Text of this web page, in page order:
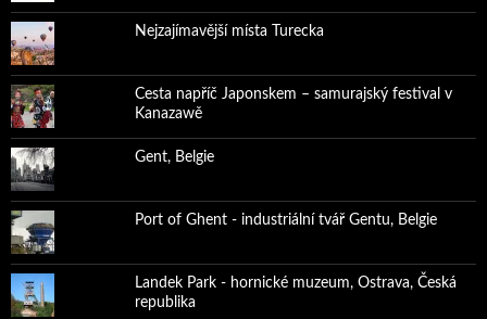
Nejzajímavější místa Turecka
Cesta napříč Japonskem – samurajský festival v
Kanazawě
Gent, Belgie
Port of Ghent - industriální tvář Gentu, Belgie
Landek Park - hornické muzeum, Ostrava, Česká
republika